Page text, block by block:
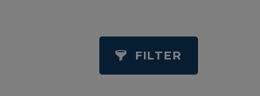
FILTER